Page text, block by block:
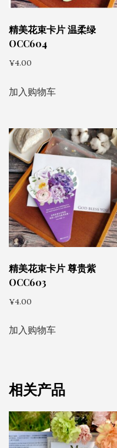
精美花束卡片 温柔绿
OCC604
¥4.00
加入购物车
精美花束卡片 尊贵紫
OCC603
¥4.00
加入购物车
相关产品